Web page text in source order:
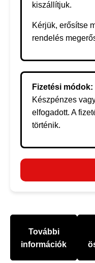
kiszállítjuk.
Kérjük, erősítse
rendelés
Fizetési módok:
Készpénzes
elfogadott. A
történik.
További
információk